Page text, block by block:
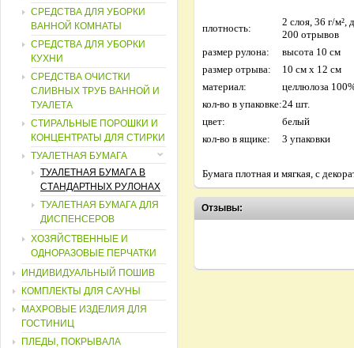
плотность:
2 слоя, 36 г/м²,
200 отрывов
размер рулона:
высота 10 см
размер отрыва:
10 см х 12 см
материал:
целлюлоза
кол-во в упаковке:24 шт.
цвет:
белый
кол-во в ящике:
3 упаковки
Бумага плотная и мягкая, с
Отзывы:
СРЕДСТВА ДЛЯ УБОРКИ
ВАННОЙ КОМНАТЫ
СРЕДСТВА ДЛЯ УБОРКИ
КУХНИ
СРЕДСТВА ОЧИСТКИ
СЛИВНЫХ ТРУБ ВАННОЙ И
ТУАЛЕТА
СТИРАЛЬНЫЕ ПОРОШКИ И
КОНЦЕНТРАТЫ ДЛЯ СТИРКИ
ТУАЛЕТНАЯ БУМАГА
ТУАЛЕТНАЯ БУМАГА В
СТАНДАРТНЫХ РУЛОНАХ
ТУАЛЕТНАЯ БУМАГА ДЛЯ
ДИСПЕНСЕРОВ
ХОЗЯЙСТВЕННЫЕ И
ОДНОРАЗОВЫЕ ПЕРЧАТКИ
ИНДИВИДУАЛЬНЫЙ ПОШИВ
КОМПЛЕКТЫ ДЛЯ САУНЫ
МАХРОВЫЕ ИЗДЕЛИЯ ДЛЯ
ГОСТИНИЦ
ПЛЕДЫ, ПОКРЫВАЛА